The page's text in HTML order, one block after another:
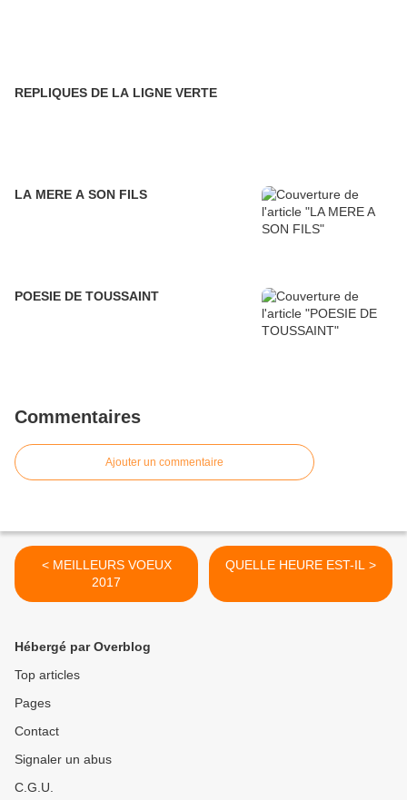
REPLIQUES DE LA LIGNE VERTE
LA MERE A SON FILS
POESIE DE TOUSSAINT
Commentaires
Ajouter un commentaire
< MEILLEURS VOEUX
2017
QUELLE HEURE EST-IL >
Hébergé par Overblog
Top articles
Pages
Contact
Signaler un abus
C.G.U.